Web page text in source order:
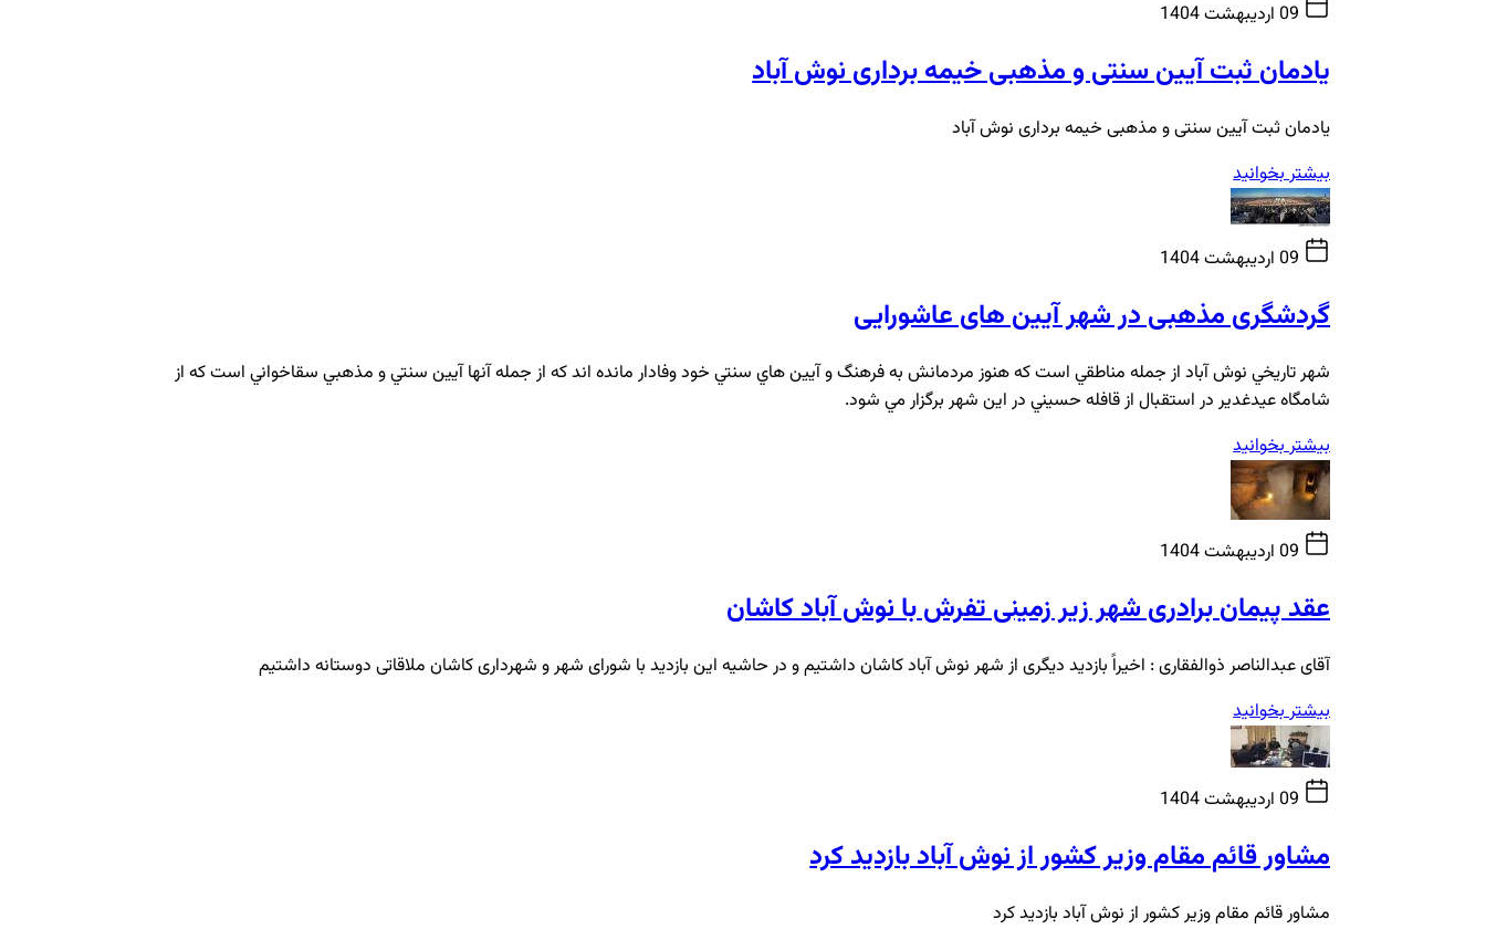
09 اردیبهشت 1404
یادمان ثبت آیین سنتی و مذهبی خیمه برداری نوش آباد
یادمان ثبت آیین سنتی و مذهبی خیمه برداری نوش آباد
بیشتر بخوانید
09 اردیبهشت 1404
گردشگری مذهبی در شهر آیین های عاشورایی
شهر تاريخي نوش آباد از جمله مناطقي است كه هنوز مردمانش به فرهنگ و آيين هاي سنتي خود وفادار مانده اند كه از جمله آنها آيين سنتي و مذهبي سقاخواني است كه از
شامگاه عيدغدير در استقبال از قافله حسيني در اين شهر برگزار مي شود.
بیشتر بخوانید
09 اردیبهشت 1404
عقد پیمان برادری شهر زیر زمینی تفرش با نوش آباد کاشان
آقای عبدالناصر ذوالفقاری : اخیراً بازدید دیگری از شهر نوش آباد کاشان داشتیم و در حاشیه این بازدید با شورای شهر و شهرداری کاشان ملاقاتی دوستانه داشتیم
بیشتر بخوانید
09 اردیبهشت 1404
مشاور قائم مقام وزیر کشور از نوش آباد بازدید کرد
مشاور قائم مقام وزیر کشور از نوش آباد بازدید کرد